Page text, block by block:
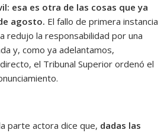
esa es otra de las cosas que ya
agosto. El fallo de primera instancia
redujo la responsabilidad por una
y, como ya adelantamos,
el Tribunal Superior ordenó el
parte actora dice que, dadas las